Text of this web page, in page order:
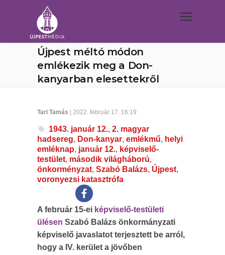
Újpest méltó módon
emlékezik meg a Don-
kanyarban elesettekről
Tari Tamás | 2022. február 17. 16:19
1943. január 12., 2. magyar
hadsereg, Don-kanyar, emlékmű, helyi
emléknap, január 12., képviselő-
testület, második világháború,
önkorményzat, Szabó Balázs, Újpest,
voronyezsi katasztrófa
A február 15-ei képviselő-testületi
ülésen Szabó Balázs önkormányzati
képviselő javaslatot terjesztett be arról,
hogy a IV. kerület a jövőben